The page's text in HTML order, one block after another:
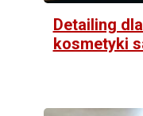
Detailing
kosmetyki